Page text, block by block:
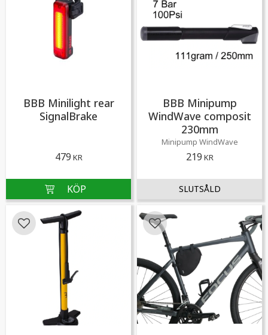
BBB Minilight rear
SignalBrake
479 KR
BBB Minipump
WindWave composit
230mm
​Minipump WindWave
219 KR
Lägg till i favoriter Lägg till i favoriter